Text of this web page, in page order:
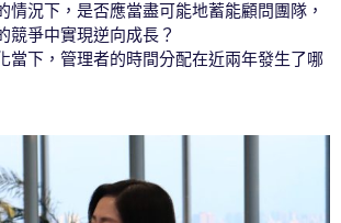
情況下，是否應當盡可能地蓄能顧問團隊，
競爭中實現逆向成長？
當下，管理者的時間分配在近兩年發生了哪